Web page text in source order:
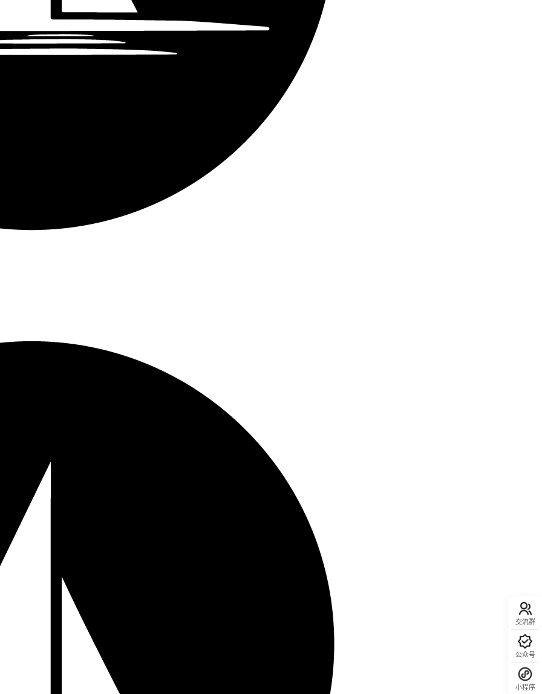
交流群
公众号
小程序